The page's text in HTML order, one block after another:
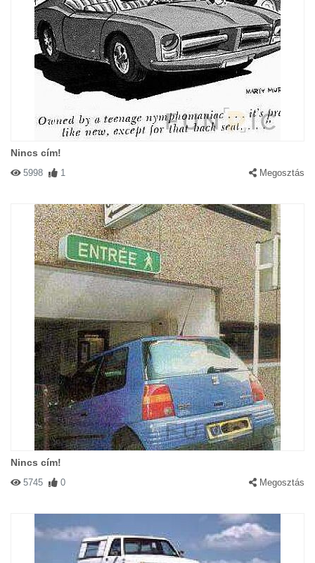
Nincs cím!
5998 1 Megosztás
Nincs cím!
5745 0 Megosztás